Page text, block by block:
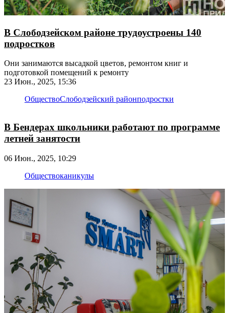
В Слободзейском районе трудоустроены 140
подростков
Они занимаются высадкой цветов, ремонтом книг и
подготовкой помещений к ремонту
23 Июн., 2025, 15:36
ОбществоСлободзейский районподростки
В Бендерах школьники работают по программе
летней занятости
06 Июн., 2025, 10:29
Обществоканикулы